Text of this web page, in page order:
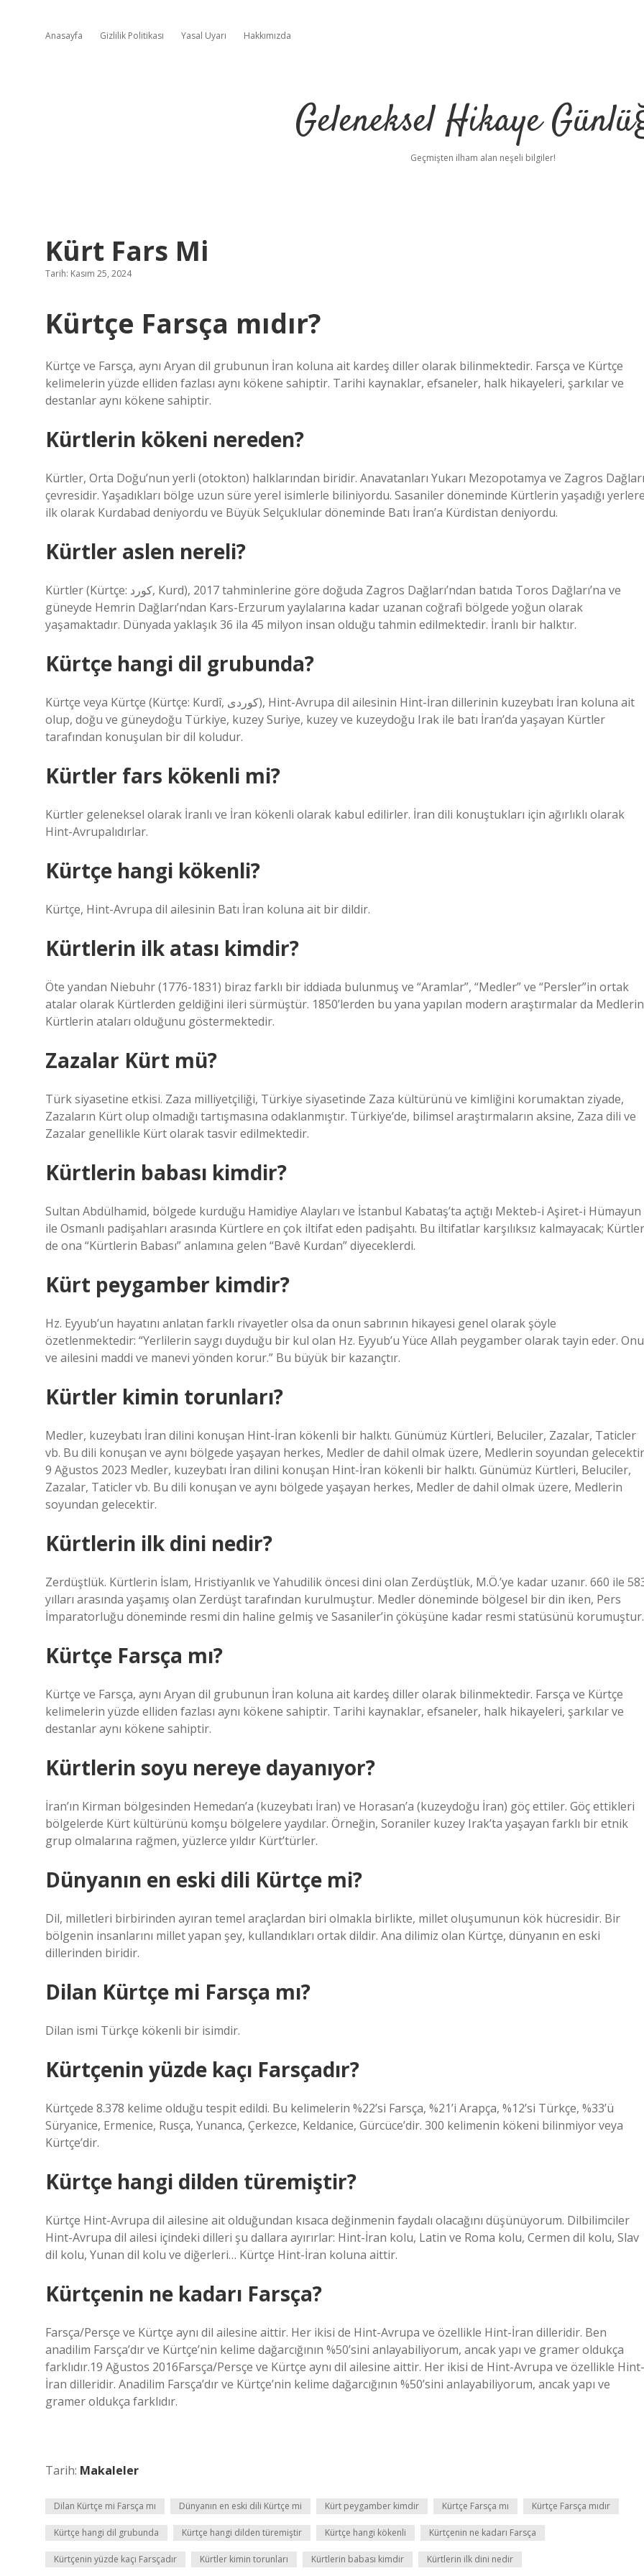
Anasayfa Gizlilik Politikası Yasal Uyarı Hakkımızda
Geleneksel Hikaye
Geçmişten ilham alan neşeli bilgiler!
Kürt Fars Mi
Tarih: Kasım 25, 2024
Kürtçe Farsça mıdır?
Kürtçe ve Farsça, aynı Aryan dil grubunun İran koluna ait kardeş diller olarak bilinmektedir. Farsça ve Kürtçe
kelimelerin yüzde elliden fazlası aynı kökene sahiptir. Tarihi kaynaklar, efsaneler, halk hikayeleri, şarkılar ve
destanlar aynı kökene sahiptir.
Kürtlerin kökeni nereden?
Kürtler, Orta Doğu’nun yerli (otokton) halklarından biridir. Anavatanları Yukarı Mezopotamya ve Zagros Dağları
çevresidir. Yaşadıkları bölge uzun süre yerel isimlerle biliniyordu. Sasaniler döneminde Kürtlerin yaşadığı
ilk olarak Kurdabad deniyordu ve Büyük Selçuklular döneminde Batı İran’a Kürdistan deniyordu.
Kürtler aslen nereli?
Kürtler (Kürtçe: کورد, Kurd), 2017 tahminlerine göre doğuda Zagros Dağları’ndan batıda Toros Dağları’na ve
güneyde Hemrin Dağları’ndan Kars-Erzurum yaylalarına kadar uzanan coğrafi bölgede yoğun olarak
yaşamaktadır. Dünyada yaklaşık 36 ila 45 milyon insan olduğu tahmin edilmektedir. İranlı bir halktır.
Kürtçe hangi dil grubunda?
Kürtçe veya Kürtçe (Kürtçe: Kurdî, کوردی), Hint-Avrupa dil ailesinin Hint-İran dillerinin kuzeybatı İran koluna ait
olup, doğu ve güneydoğu Türkiye, kuzey Suriye, kuzey ve kuzeydoğu Irak ile batı İran’da yaşayan Kürtler
tarafından konuşulan bir dil koludur.
Kürtler fars kökenli mi?
Kürtler geleneksel olarak İranlı ve İran kökenli olarak kabul edilirler. İran dili konuştukları için ağırlıklı olarak
Hint-Avrupalıdırlar.
Kürtçe hangi kökenli?
Kürtçe, Hint-Avrupa dil ailesinin Batı İran koluna ait bir dildir.
Kürtlerin ilk atası kimdir?
Öte yandan Niebuhr (1776-1831) biraz farklı bir iddiada bulunmuş ve “Aramlar”, “Medler” ve “Persler”in ortak
atalar olarak Kürtlerden geldiğini ileri sürmüştür. 1850’lerden bu yana yapılan modern araştırmalar da Medlerin
Kürtlerin ataları olduğunu göstermektedir.
Zazalar Kürt mü?
Türk siyasetine etkisi. Zaza milliyetçiliği, Türkiye siyasetinde Zaza kültürünü ve kimliğini korumaktan ziyade,
Zazaların Kürt olup olmadığı tartışmasına odaklanmıştır. Türkiye’de, bilimsel araştırmaların aksine, Zaza dili ve
Zazalar genellikle Kürt olarak tasvir edilmektedir.
Kürtlerin babası kimdir?
Sultan Abdülhamid, bölgede kurduğu Hamidiye Alayları ve İstanbul Kabataş’ta açtığı Mekteb-i Aşiret-i Hümayun
ile Osmanlı padişahları arasında Kürtlere en çok iltifat eden padişahtı. Bu iltifatlar karşılıksız kalmayacak; Kürtler
de ona “Kürtlerin Babası” anlamına gelen “Bavê Kurdan” diyeceklerdi.
Kürt peygamber kimdir?
Hz. Eyyub’un hayatını anlatan farklı rivayetler olsa da onun sabrının hikayesi genel olarak şöyle
özetlenmektedir: “Yerlilerin saygı duyduğu bir kul olan Hz. Eyyub’u Yüce Allah peygamber olarak tayin eder. Onu
ve ailesini maddi ve manevi yönden korur.” Bu büyük bir kazançtır.
Kürtler kimin torunları?
Medler, kuzeybatı İran dilini konuşan Hint-İran kökenli bir halktı. Günümüz Kürtleri, Beluciler, Zazalar, Taticler
vb. Bu dili konuşan ve aynı bölgede yaşayan herkes, Medler de dahil olmak üzere, Medlerin soyundan
9 Ağustos 2023 Medler, kuzeybatı İran dilini konuşan Hint-İran kökenli bir halktı. Günümüz Kürtleri, Beluciler,
Zazalar, Taticler vb. Bu dili konuşan ve aynı bölgede yaşayan herkes, Medler de dahil olmak üzere, Medlerin
soyundan gelecektir.
Kürtlerin ilk dini nedir?
Zerdüştlük. Kürtlerin İslam, Hristiyanlık ve Yahudilik öncesi dini olan Zerdüştlük, M.Ö.’ye kadar uzanır. 660 ile
yılları arasında yaşamış olan Zerdüşt tarafından kurulmuştur. Medler döneminde bölgesel bir din iken, Pers
İmparatorluğu döneminde resmi din haline gelmiş ve Sasaniler’in çöküşüne kadar resmi statüsünü korumuştur.
Kürtçe Farsça mı?
Kürtçe ve Farsça, aynı Aryan dil grubunun İran koluna ait kardeş diller olarak bilinmektedir. Farsça ve Kürtçe
kelimelerin yüzde elliden fazlası aynı kökene sahiptir. Tarihi kaynaklar, efsaneler, halk hikayeleri, şarkılar ve
destanlar aynı kökene sahiptir.
Kürtlerin soyu nereye dayanıyor?
İran’ın Kirman bölgesinden Hemedan’a (kuzeybatı İran) ve Horasan’a (kuzeydoğu İran) göç ettiler. Göç ettikleri
bölgelerde Kürt kültürünü komşu bölgelere yaydılar. Örneğin, Soraniler kuzey Irak’ta yaşayan farklı bir etnik
grup olmalarına rağmen, yüzlerce yıldır Kürt’türler.
Dünyanın en eski dili Kürtçe mi?
Dil, milletleri birbirinden ayıran temel araçlardan biri olmakla birlikte, millet oluşumunun kök hücresidir. Bir
bölgenin insanlarını millet yapan şey, kullandıkları ortak dildir. Ana dilimiz olan Kürtçe, dünyanın en eski
dillerinden biridir.
Dilan Kürtçe mi Farsça mı?
Dilan ismi Türkçe kökenli bir isimdir.
Kürtçenin yüzde kaçı Farsçadır?
Kürtçede 8.378 kelime olduğu tespit edildi. Bu kelimelerin %22’si Farsça, %21’i Arapça, %12’si Türkçe, %33’ü
Süryanice, Ermenice, Rusça, Yunanca, Çerkezce, Keldanice, Gürcüce’dir. 300 kelimenin kökeni bilinmiyor veya
Kürtçe’dir.
Kürtçe hangi dilden türemiştir?
Kürtçe Hint-Avrupa dil ailesine ait olduğundan kısaca değinmenin faydalı olacağını düşünüyorum. Dilbilimciler
Hint-Avrupa dil ailesi içindeki dilleri şu dallara ayırırlar: Hint-İran kolu, Latin ve Roma kolu, Cermen dil kolu, Slav
dil kolu, Yunan dil kolu ve diğerleri… Kürtçe Hint-İran koluna aittir.
Kürtçenin ne kadarı Farsça?
Farsça/Persçe ve Kürtçe aynı dil ailesine aittir. Her ikisi de Hint-Avrupa ve özellikle Hint-İran dilleridir. Ben
anadilim Farsça’dır ve Kürtçe’nin kelime dağarcığının %50’sini anlayabiliyorum, ancak yapı ve gramer oldukça
farklıdır.19 Ağustos 2016Farsça/Persçe ve Kürtçe aynı dil ailesine aittir. Her ikisi de Hint-Avrupa ve özellikle Hint-
İran dilleridir. Anadilim Farsça’dır ve Kürtçe’nin kelime dağarcığının %50’sini anlayabiliyorum, ancak yapı ve
gramer oldukça farklıdır.
Tarih: Makaleler
Dilan Kürtçe mi Farsça mı Dünyanın en eski dili Kürtçe mi Kürt peygamber kimdir Kürtçe Farsça mı Kürtçe Farsça mıdır
Kürtçe hangi dil grubunda Kürtçe hangi dilden türemiştir Kürtçe hangi kökenli Kürtçenin ne kadarı Farsça
Kürtçenin yüzde kaçı Farsçadır Kürtler kimin torunları Kürtlerin babası kimdir Kürtlerin ilk dini nedir